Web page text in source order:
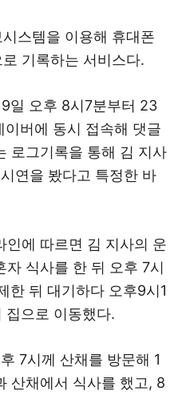
스템을 이용해 휴대폰
기록하는 서비스다.
일 오후 8시7분부터 23
버에 동시 접속해 댓글
로그기록을 통해 김 지사
연을 봤다고 특정한 바
인에 따르면 김 지사의 운
식사를 한 뒤 오후 7시
한 뒤 대기하다 오후9시1
집으로 이동했다.
7시께 산채를 방문해 1
산채에서 식사를 했고, 8